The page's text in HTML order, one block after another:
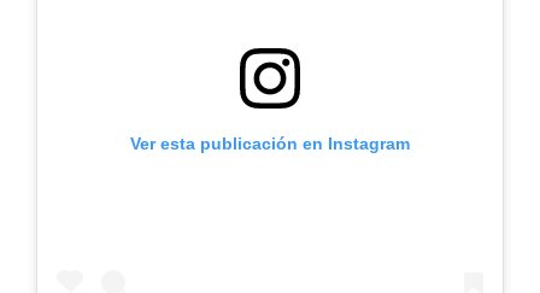
Ver esta publicación en Instagram